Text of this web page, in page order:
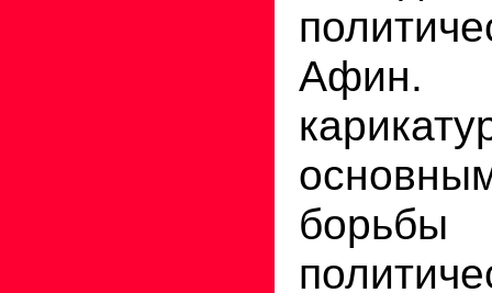
Афин.
борьбы